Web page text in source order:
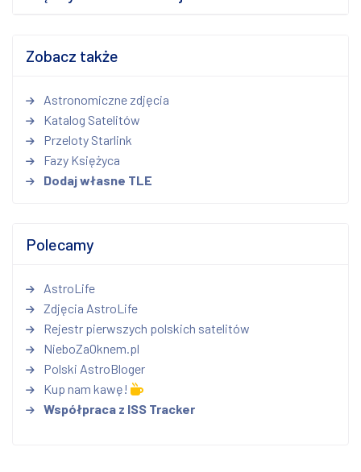
Zobacz także
Astronomiczne zdjęcia
Katalog Satelitów
Przeloty Starlink
Fazy Księżyca
Dodaj własne TLE
Polecamy
AstroLife
Zdjęcia AstroLife
Rejestr pierwszych polskich satelitów
NieboZaOknem.pl
Polski AstroBloger
Kup nam kawę!
Współpraca z ISS Tracker